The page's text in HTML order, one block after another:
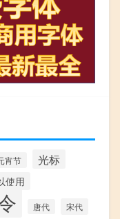
宵节 光标
使用
唐代 宋代